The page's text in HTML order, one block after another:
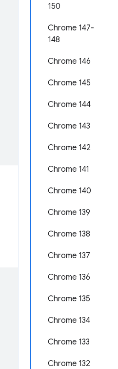
150
Chrome 147-
148
Chrome 146
Chrome 145
Chrome 144
Chrome 143
Chrome 142
Chrome 141
Chrome 140
Chrome 139
Chrome 138
Chrome 137
Chrome 136
Chrome 135
Chrome 134
Chrome 133
Chrome 132